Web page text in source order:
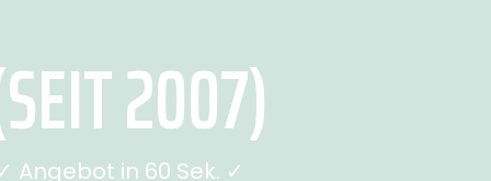
2007)
Angebot in 60 Sek. ✓